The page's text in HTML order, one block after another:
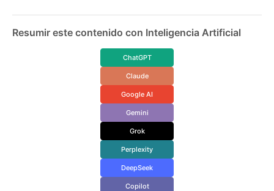
Resumir este contenido con Inteligencia Artificial
ChatGPT
Claude
Google AI
Gemini
Grok
Perplexity
DeepSeek
Copilot